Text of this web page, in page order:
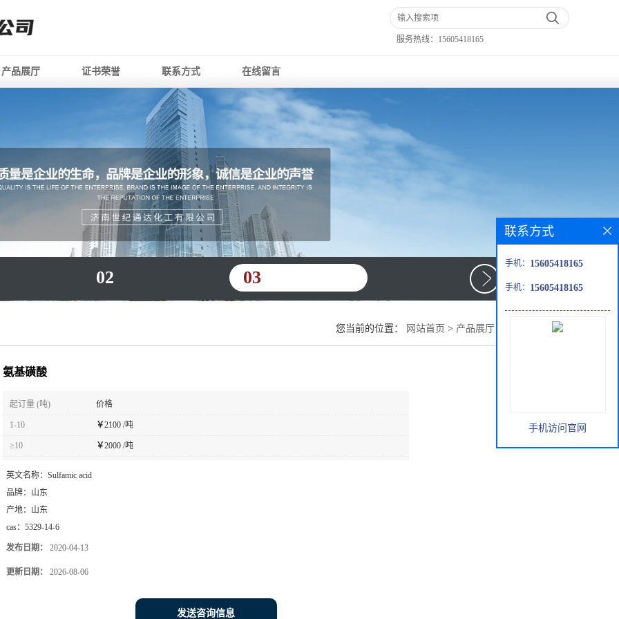
服务热线： 15605418165
产品展厅 证书荣誉 联系方式 在线留言
02 03
您当前的位置： 网站首页 > 产品展厅 氨基磺酸
氨基磺酸
起订量 (吨) 价格
1-10 ￥2100 /吨
≥10 ￥2000 /吨
英文名称： Sulfamic acid
品牌： 山东
产地： 山东
cas： 5329-14-6
发布日期： 2020-04-13
更新日期： 2026-08-06
发送咨询信息
联系方式
手机： 15605418165
手机： 15605418165
手机访问官网